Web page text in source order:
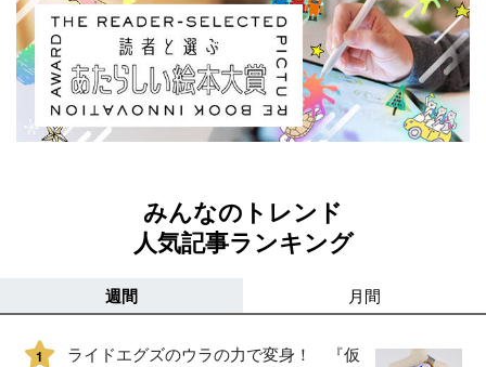
みんなのトレンド
人気記事ランキング
週間 月間
1
ライドエグズのウラの力で変身！ 『仮